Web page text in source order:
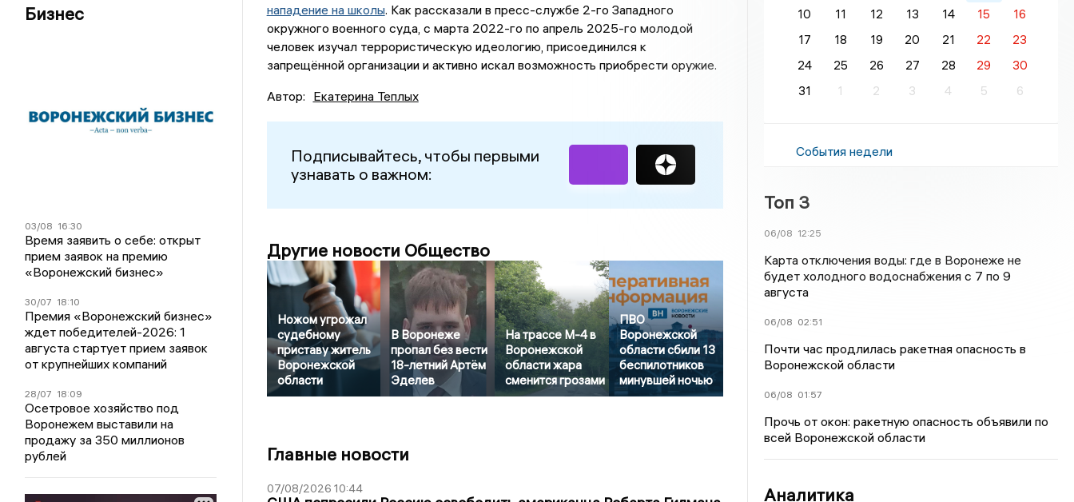
Бизнес
03/08 16:30
Время заявить о себе: открыт
прием заявок на премию
«Воронежский бизнес»
30/07 18:10
Премия «Воронежский бизнес»
ждет победителей-2026: 1
августа стартует прием заявок
от крупнейших компаний
28/07 18:09
Осетровое хозяйство под
Воронежем выставили на
продажу за 350 миллионов
рублей
нападение на школы. Как рассказали в пресс-службе 2-го Западного
окружного военного суда, с марта 2022-го по апрель 2025-го молодой
человек изучал террористическую идеологию, присоединился к
запрещённой организации и активно искал возможность приобрести оружие.
Автор: Екатерина Теплых
Подписывайтесь, чтобы первыми
узнавать о важном:
Другие новости Общество
Ножом угрожал
судебному
приставу житель
Воронежской
области
В Воронеже
пропал без вести
18-летний Артём
Эделев
На трассе М-4 в
Воронежской
области жара
сменится грозами
ПВО
Воронежской
области сбили 13
беспилотников
минувшей ночью
Главные новости
07/08/2026 10:44
10
11 12 13 14 15
16
17
18 19 20 21 22
23
24
25 26 27 28 29
30
31
1 2 3 4 5 6
События недели
Топ 3
06/08 12:25
Карта отключения воды: где в Воронеже не
будет холодного водоснабжения с 7 по 9
августа
06/08 02:51
Почти час продлилась ракетная опасность в
Воронежской области
06/08 01:57
Прочь от окон: ракетную опасность объявили по
всей Воронежской области
Аналитика